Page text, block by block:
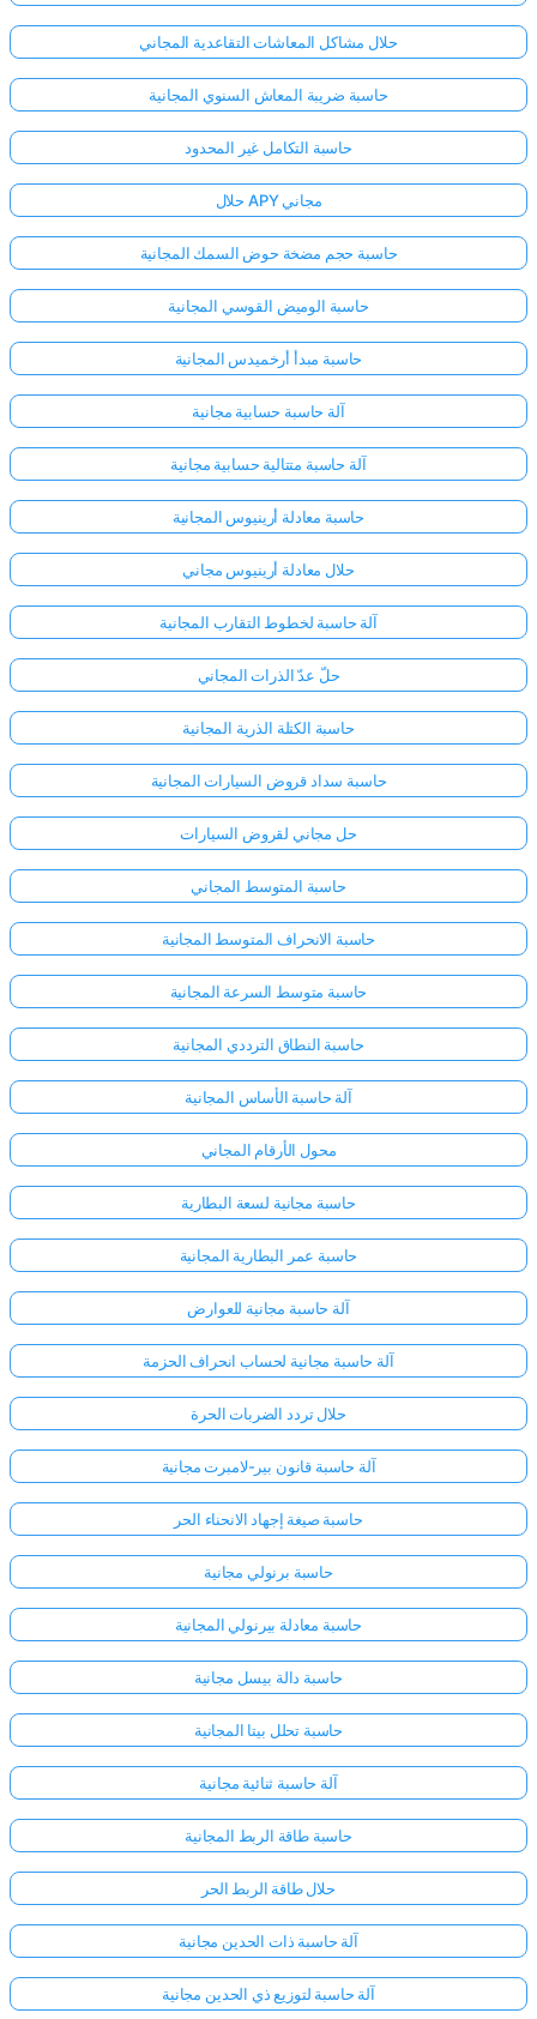
حلال مشاكل المعاشات التقاعدية المجاني
حاسبة ضريبة المعاش السنوي المجانية
حاسبة التكامل غير المحدود
حلال APY مجاني
حاسبة حجم مضخة حوض السمك المجانية
حاسبة الوميض القوسي المجانية
حاسبة مبدأ أرخميدس المجانية
آلة حاسبة حسابية مجانية
آلة حاسبة متتالية حسابية مجانية
حاسبة معادلة أرينيوس المجانية
حلال معادلة أرينيوس مجاني
آلة حاسبة لخطوط التقارب المجانية
حلّ عدّ الذرات المجاني
حاسبة الكتلة الذرية المجانية
حاسبة سداد قروض السيارات المجانية
حل مجاني لقروض السيارات
حاسبة المتوسط المجاني
حاسبة الانحراف المتوسط المجانية
حاسبة متوسط السرعة المجانية
حاسبة النطاق الترددي المجانية
آلة حاسبة الأساس المجانية
محول الأرقام المجاني
حاسبة مجانية لسعة البطارية
حاسبة عمر البطارية المجانية
آلة حاسبة مجانية للعوارض
آلة حاسبة مجانية لحساب انحراف الحزمة
حلال تردد الضربات الحرة
آلة حاسبة قانون بير-لامبرت مجانية
حاسبة صيغة إجهاد الانحناء الحر
حاسبة برنولي مجانية
حاسبة معادلة بيرنولي المجانية
حاسبة دالة بيسل مجانية
حاسبة تحلل بيتا المجانية
آلة حاسبة ثنائية مجانية
حاسبة طاقة الربط المجانية
حلال طاقة الربط الحر
آلة حاسبة ذات الحدين مجانية
آلة حاسبة لتوزيع ذي الحدين مجانية